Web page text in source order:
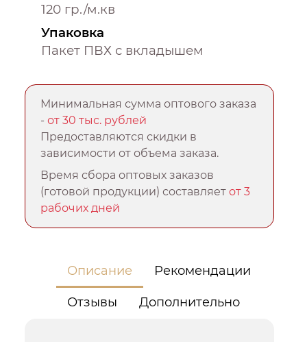
120 гр./м.кв
Упаковка
Пакет ПВХ с вкладышем
Минимальная сумма оптового заказа
-от 30 тыс. рублей
Предоставляются скидки в
зависимости от объема заказа.
Время сбора оптовых заказов
(готовой продукции) составляетот 3
рабочих дней
Описание Рекомендации
Отзывы Дополнительно